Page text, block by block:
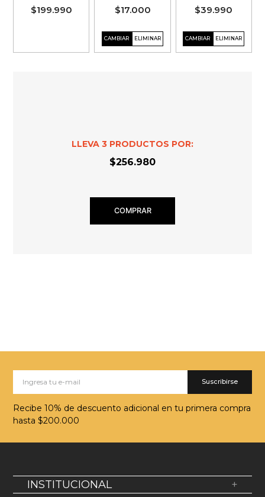
$199.990 $39.990
$17.000
LLEVA 3 PRODUCTOS POR:
$256.980
COMPRAR
Suscribirse
Recibe 10% de descuento adicional en tu primera compra
hasta $200.000
INSTITUCIONAL +